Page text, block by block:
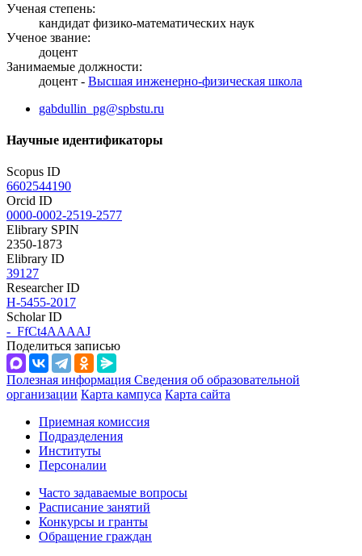
Ученая степень:
кандидат физико-математических наук
Ученое звание:
доцент
Занимаемые должности:
доцент - Высшая инженерно-физическая школа
gabdullin_pg@spbstu.ru
Научные идентификаторы
Scopus ID
6602544190
Orcid ID
0000-0002-2519-2577
Elibrary SPIN
2350-1873
Elibrary ID
39127
Researcher ID
H-5455-2017
Scholar ID
-_FfCt4AAAAJ
Поделиться записью
Полезная информация Сведения об образовательной
организации Карта кампуса Карта сайта
Приемная комиссия
Подразделения
Институты
Персоналии
Часто задаваемые вопросы
Расписание занятий
Конкурсы и гранты
Обращение граждан